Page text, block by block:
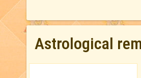
Astrological